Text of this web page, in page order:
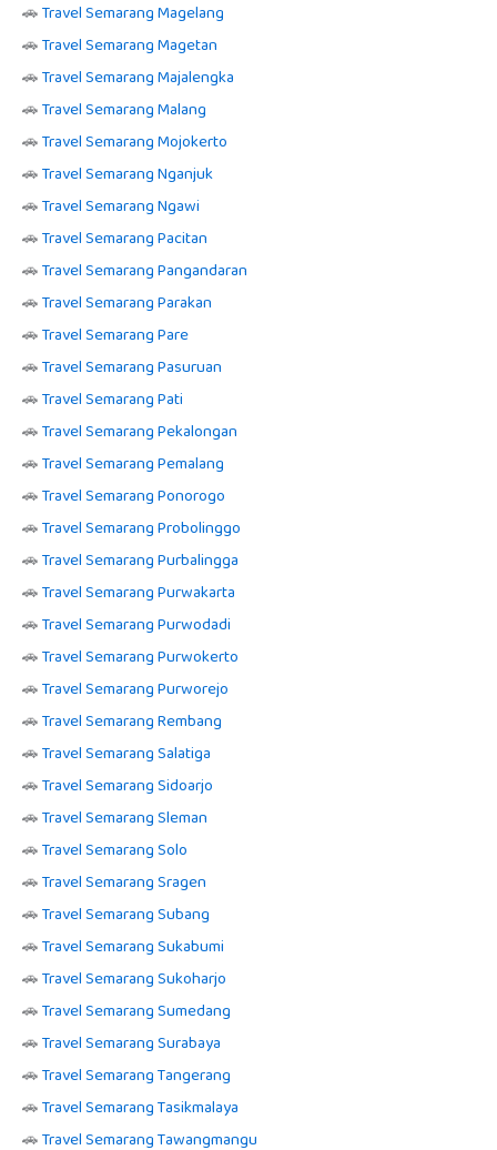
🚗Travel Semarang Magelang
🚗Travel Semarang Magetan
🚗Travel Semarang Majalengka
🚗Travel Semarang Malang
🚗Travel Semarang Mojokerto
🚗Travel Semarang Nganjuk
🚗Travel Semarang Ngawi
🚗Travel Semarang Pacitan
🚗Travel Semarang Pangandaran
🚗Travel Semarang Parakan
🚗Travel Semarang Pare
🚗Travel Semarang Pasuruan
🚗Travel Semarang Pati
🚗Travel Semarang Pekalongan
🚗Travel Semarang Pemalang
🚗Travel Semarang Ponorogo
🚗Travel Semarang Probolinggo
🚗Travel Semarang Purbalingga
🚗Travel Semarang Purwakarta
🚗Travel Semarang Purwodadi
🚗Travel Semarang Purwokerto
🚗Travel Semarang Purworejo
🚗Travel Semarang Rembang
🚗Travel Semarang Salatiga
🚗Travel Semarang Sidoarjo
🚗Travel Semarang Sleman
🚗Travel Semarang Solo
🚗Travel Semarang Sragen
🚗Travel Semarang Subang
🚗Travel Semarang Sukabumi
🚗Travel Semarang Sukoharjo
🚗Travel Semarang Sumedang
🚗Travel Semarang Surabaya
🚗Travel Semarang Tangerang
🚗Travel Semarang Tasikmalaya
🚗Travel Semarang Tawangmangu